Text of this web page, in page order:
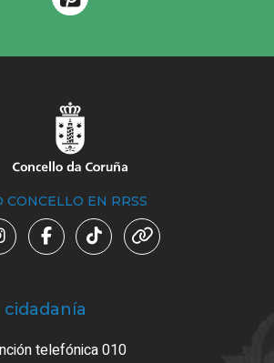
CONCELLO EN RRSS
telefónica 010